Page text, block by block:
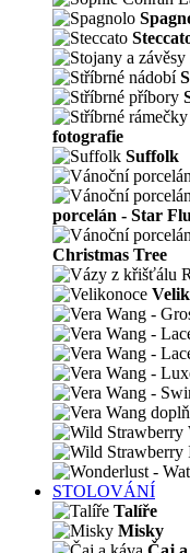
fotografie
Suffolk
porcelán - Star
Christmas Tree
STOLOVÁNÍ
Talíře
Misky